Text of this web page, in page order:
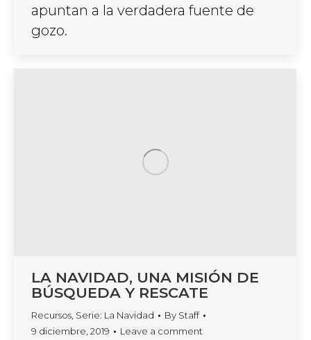
apuntan a la verdadera fuente de
gozo.
LA NAVIDAD, UNA MISIÓN DE
BÚSQUEDA Y RESCATE
Recursos Serie: La Navidad By Staff
9 diciembre, 2019
Leave a comment